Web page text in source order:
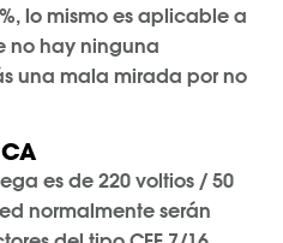
lo mismo es aplicable a
no hay ninguna
una mala mirada por no
es de 220 voltios / 50
normalmente serán